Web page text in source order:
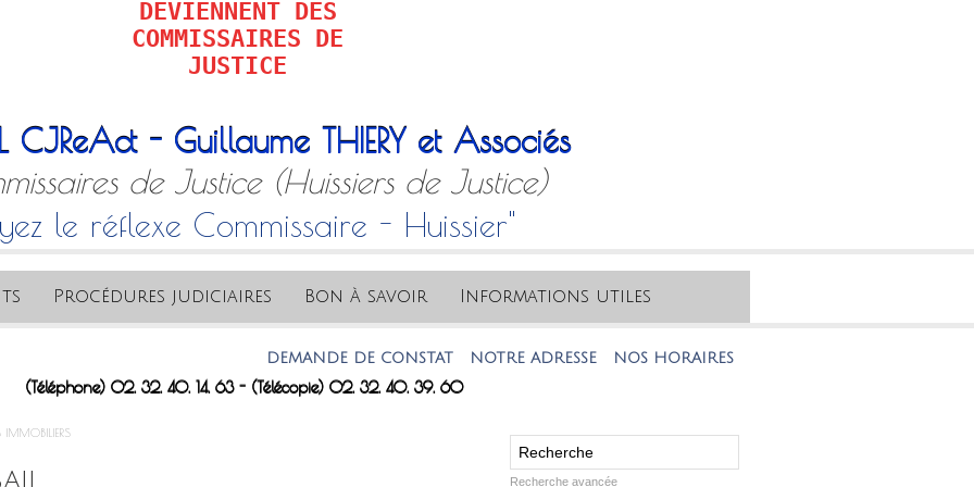
DEVIENNENT DES
COMMISSAIRES DE
JUSTICE
CJReAct - Guillaume THIERY et Associés
de Justice (Huissiers de Justice)
le réflexe Commissaire - Huissier"
Procédures judiciaires Bon à savoir Informations utiles
DEMANDE DE CONSTAT NOTRE ADRESSE NOS HORAIRES NOTRE MAIL
(Téléphone) 02. 32. 40. 14. 63 - (Télécopie) 02. 32. 40. 39. 60
IMMOBILIERS
Recherche avancée